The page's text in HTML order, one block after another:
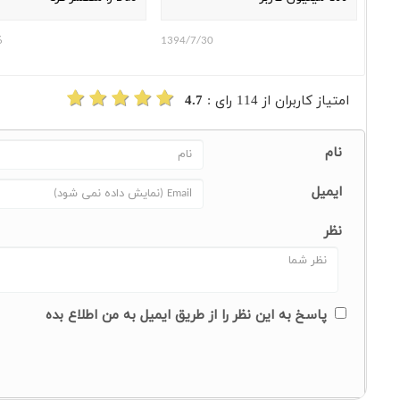
1394/7/30
امتیاز کاربران از 114 رای : 4.7
نام
ایمیل
نظر
پاسخ به این نظر را از طریق ایمیل به من اطلاع بده